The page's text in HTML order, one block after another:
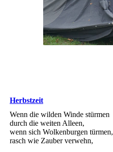
Herbstzeit
Wenn die wilden Winde stürmen
durch die weiten Alleen,
wenn sich Wolkenburgen türmen,
rasch wie Zauber verwehn,